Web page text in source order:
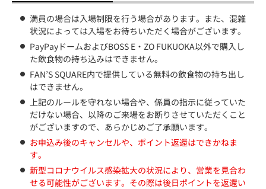
満員の場合は入場制限を行う場合があります。また、混雑
状況によっては入場をお待ちいただく場合がございます。
PayPayドームおよびBOSS E・ZO FUKUOKA以外で購入し
た飲食物の持ち込みはできません。
FAN’S SQUARE内で提供している無料の飲食物の持ち出し
はできません。
上記のルールを守れない場合や、係員の指示に従っていた
だけない場合、以降のご来場をお断りさせていただくこと
がございますので、あらかじめご了承願います。
お申込み後のキャンセルや、ポイント返還はできかねま
す。
新型コロナウイルス感染拡大の状況により、営業を見合わ
せる可能性がございます。その際は後日ポイントを返還い